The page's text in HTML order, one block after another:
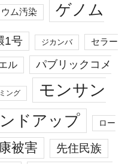
ム汚染
ゲノム
1号 ジカンバ セラー
ル パブリックコメ
ング
モンサン
ドアップ ロー
被害 先住民族